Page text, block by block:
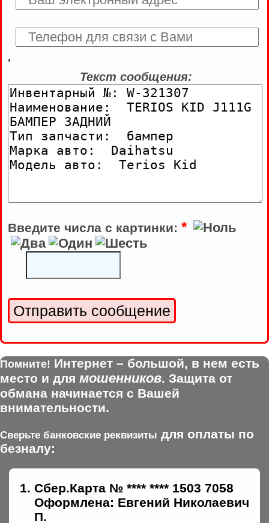
'
Текст сообщения:
Введите числа с картинки: *
Помните! Интернет – большой, в нем есть
место и для мошенников. Защита от
обмана начинается с Вашей
внимательности.
Сверьте банковские реквизиты для оплаты по
безналу:
Сбер.Карта № **** **** 1503 7058
Оформлена: Евгений Николаевич
П.